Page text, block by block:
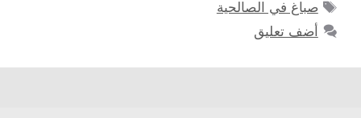
الوسوم
صباغ في الصالحية
أضف تعليق